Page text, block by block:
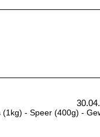
- Speer (400g) -